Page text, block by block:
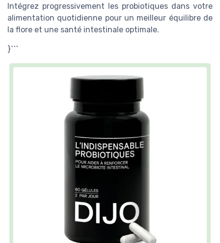
Intégrez progressivement les probiotiques dans votre
alimentation quotidienne pour un meilleur équilibre de
la flore et une santé intestinale optimale.
}```